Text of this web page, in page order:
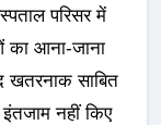
परिसर में
आना-जाना
खतरनाक साबित
नहीं किए